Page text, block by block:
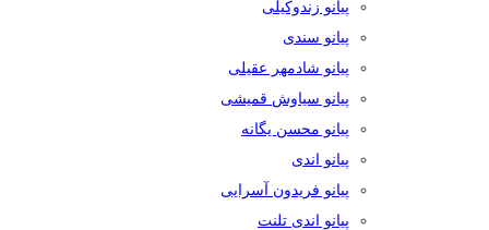
پیانو زندوکیلی
پیانو سندی
پیانو شادمهر عقیلی
پیانو سیاوش قمیشی
پیانو محسن یگانه
پیانو اندی
پیانو فریدون آسرایی
پیانو اندی تلنت